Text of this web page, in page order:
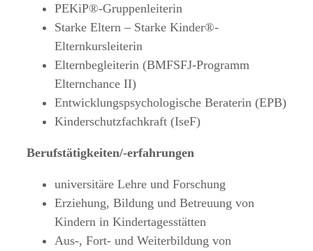
PEKiP®-Gruppenleiterin
Starke Eltern – Starke Kinder®-
Elternkursleiterin
Elternbegleiterin (BMFSFJ-Programm
Elternchance II)
Entwicklungspsychologische Beraterin (EPB)
Kinderschutzfachkraft (IseF)
Berufstätigkeiten/-erfahrungen
universitäre Lehre und Forschung
Erziehung, Bildung und Betreuung von
Kindern in Kindertagesstätten
Aus-, Fort- und Weiterbildung von